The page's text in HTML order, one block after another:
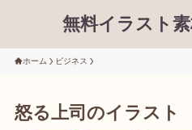
無料イラスト
ホーム ビジネス
怒る上司のイラスト